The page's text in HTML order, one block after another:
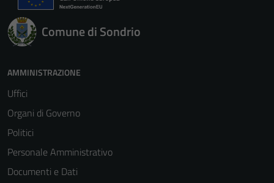
Comune di Sondrio
AMMINISTRAZIONE
Uffici
Organi di Governo
Politici
Personale Amministrativo
Documenti e Dati